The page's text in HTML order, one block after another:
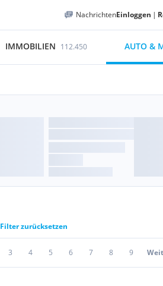
NachrichtenEinloggen |
IMMOBILIEN 112.450 AUTO &
Filter zurücksetzen
3 4 5 6 7 8 9